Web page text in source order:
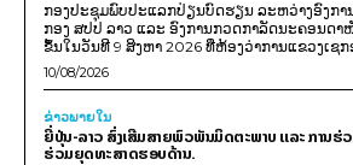
ກອງປະຊຸມພົບປະແລກປ່ຽນບົດຮຽນ ລະຫວ່າງອົງກາ
ກອງ ສປປ ລາວ ແລະ ອົງການກວດກາລັດນະຄອນດ
ຂຶ້ນໃນວັນທີ 9 ສິງຫາ 2026 ທີ່ຫ້ອງວ່າການແຂວງເຊກ
10/08/2026
ຂ່າວພາຍ​ໃນ
ຍີ່ປຸ່ນ-ລາວ ສົ່ງເສີມສາຍພົວພັນມິດຕະພາບ ແລະ ການຮ່
ຮ່ວມຍຸດທະສາດຮອບດ້ານ.